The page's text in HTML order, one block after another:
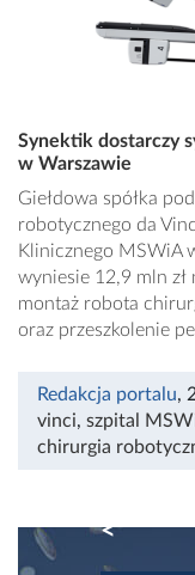
Synektik dostarczy
w Warszawie
Giełdowa spółka
robotycznego da
Klinicznego MSWiA
wyniesie 12,9 mln
montaż robota
oraz przeszkolenie
Redakcja portalu,
vinci, szpital
chirurgia